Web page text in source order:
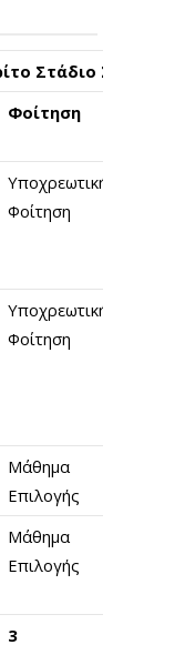
Στάδιο Σπουδών
Φοίτηση
Υποχρεωτική
Φοίτηση
Υποχρεωτική
Φοίτηση
Μάθημα
Επιλογής
Μάθημα
Επιλογής
3